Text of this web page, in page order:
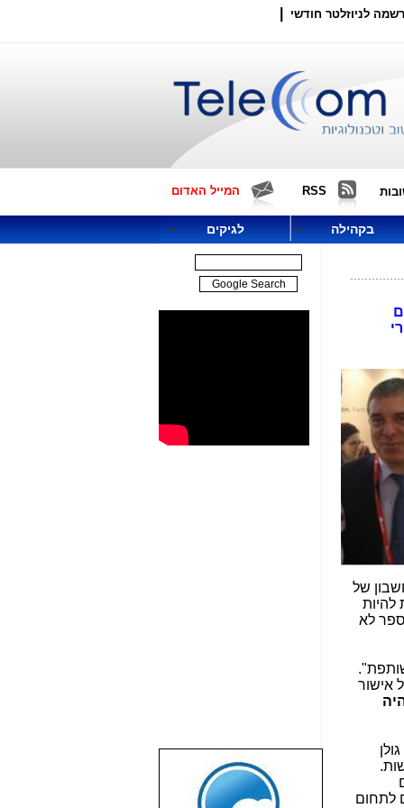
לניוזלטר חודשי
RSS המייל האדום
בקהילה לגיקים
של
לא
אישור
רבעונים גולן
לתחום
שבוע טוב לכל
הגולשים באשר
הם!!!